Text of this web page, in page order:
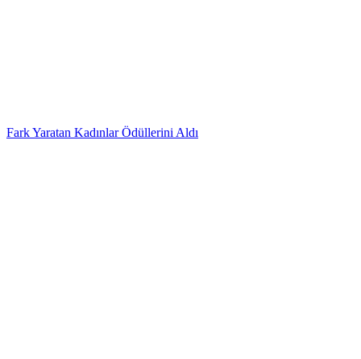
Fark Yaratan Kadınlar Ödüllerini Aldı